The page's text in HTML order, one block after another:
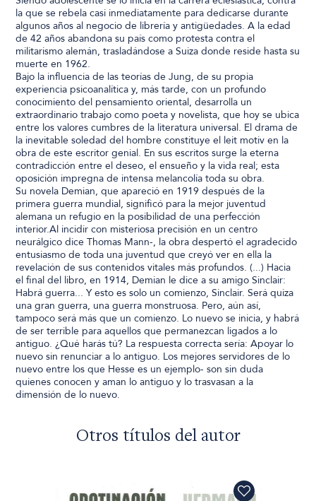
la que se rebela casi inmediatamente para dedicarse durante
algunos años al negocio de librería y antigüedades. A la edad
de 42 años abandona su país como protesta contra el
militarismo alemán, trasladándose a Suiza donde reside hasta su
muerte en 1962.
Bajo la influencia de las teorías de Jung, de su propia
experiencia psicoanalítica y, más tarde, con un profundo
conocimiento del pensamiento oriental, desarrolla un
extraordinario trabajo como poeta y novelista, que hoy se ubica
entre los valores cumbres de la literatura universal. El drama de
la inevitable soledad del hombre constituye el leit motiv en la
obra de este escritor genial. En sus escritos surge la eterna
contradicción entre el deseo, el ensueño y la vida real; esta
oposición impregna de intensa melancolía toda su obra.
Su novela Demian, que apareció en 1919 después de la
primera guerra mundial, significó para la mejor juventud
alemana un refugio en la posibilidad de una perfección
interior.Al incidir con misteriosa precisión en un centro
neurálgico dice Thomas Mann-, la obra despertó el agradecido
entusiasmo de toda una juventud que creyó ver en ella la
revelación de sus contenidos vitales más profundos. (...) Hacia
el final del libro, en 1914, Demian le dice a su amigo Sinclair:
Habrá guerra... Y esto es solo un comienzo, Sinclair. Será quiza
una gran guerra, una guerra monstruosa. Pero, aún así,
tampoco será más que un comienzo. Lo nuevo se inicia, y habrá
de ser terrible para aquellos que permanezcan ligados a lo
antiguo. ¿Qué harás tú? La respuesta correcta sería: Apoyar lo
nuevo sin renunciar a lo antiguo. Los mejores servidores de lo
nuevo entre los que Hesse es un ejemplo- son sin duda
quienes conocen y aman lo antiguo y lo trasvasan a la
dimensión de lo nuevo.
Otros títulos del autor